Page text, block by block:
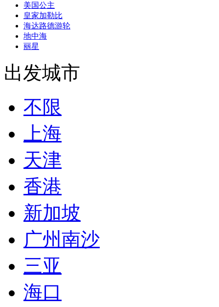
美国公主
皇家加勒比
海达路德游轮
地中海
丽星
出发城市
不限
上海
天津
香港
新加坡
广州南沙
三亚
海口